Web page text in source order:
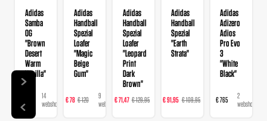
Adidas
Samba
OG
"Brown
Desert
Warm
Vanilla"
14
webshops
Adidas
Handball
Spezial
Loafer
"Magic
Beige
Gum"
€ 78 € 120
9
webshops
Adidas
Handball
Spezial
Loafer
"Leopard
Print
Dark
Brown"
€ 71,47 € 129,95
webshops
Adidas
Handball
Spezial
"Earth
Strata"
€ 91,95 € 109,95
webshops
Adidas
Adizero
Adios
Pro Evo
3
"White
Black"
€ 765
2
webshops